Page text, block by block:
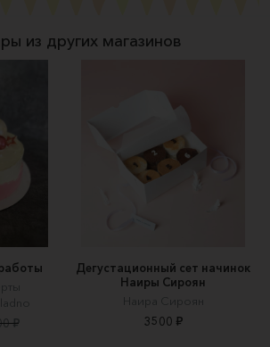
из других магазинов
₽
Дегустационный сет начинок
Наиры Сироян
Наира Сироян
3500 ₽